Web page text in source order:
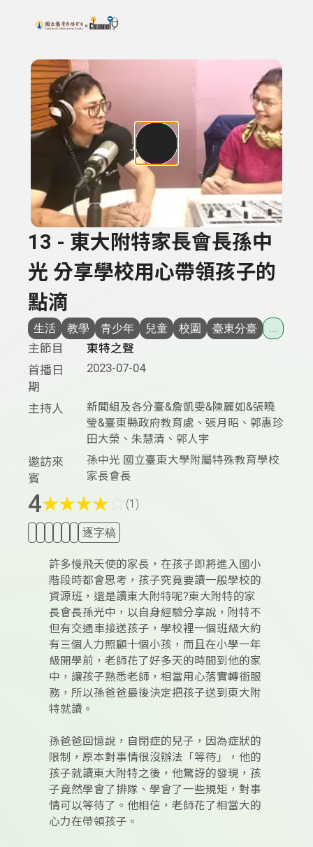
上方功能區塊
搜尋關鍵字：可輸入節目名稱、主持人或關鍵字
13 - 東大附特家長會長孫中
光 分享學校用心帶領孩子的
點滴
生活 教學 青少年 兒童 校園 臺東分臺 ...
主節目
東特之聲
首播日
期
2023-07-04
主持人
新聞組及各分臺&詹凱雯&陳麗如&張曉
瑩&臺東縣政府教育處、張月昭、郭惠珍
田大榮、朱慧清、郭人宇
邀訪來
賓
孫中光 國立臺東大學附屬特殊教育學校
家長會長
4★★★★ (1)
逐字稿
許多慢飛天使的家長，在孩子即將進入國小
階段時都會思考，孩子究竟要讀一般學校的
資源班，還是讀東大附特呢?東大附特的家
長會長孫光中，以自身經驗分享說，附特不
但有交通車接送孩子，學校裡一個班級大約
有三個人力照顧十個小孩，而且在小學一年
級開學前，老師花了好多天的時間到他的家
中，讓孩子熟悉老師，相當用心落實轉銜服
務，所以孫爸爸最後決定把孩子送到東大附
特就讀。
孫爸爸回憶說，自閉症的兒子，因為症狀的
限制，原本對事情很沒辦法「等待」，他的
孩子就讀東大附特之後，他驚訝的發現，孩
子竟然學會了排隊、學會了一些規矩，對事
情可以等待了。他相信，老師花了相當大的
心力在帶領孩子。